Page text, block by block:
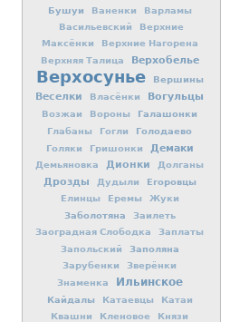
Бушуи Ваненки
Варламы
Васильевский
Верхние
Максёнки
Верхние Нагорена
Верхняя Талица
Верхобелье
Верхосунье Вершины
Веселки Власёнки Вогульцы
Возжаи Вороны Галашонки
Глабаны Гогли Голодаево
Голяки Гришонки Демаки
Демьяновка Дионки Долганы
Дрозды Дудыли Егоровцы
Елинцы Еремы Жуки
Заболотяна
Заилеть
Заоградная Слободка
Заплаты
Запольский
Заполяна
Зарубенки
Зверёнки
Знаменка
Ильинское
Кайдалы Катаевцы
Катаи
Квашни
Кленовое
Князи